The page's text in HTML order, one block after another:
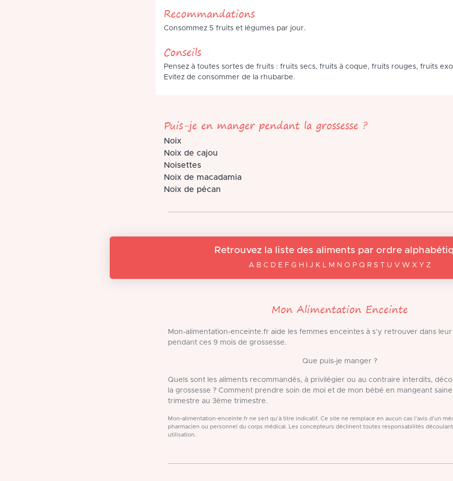
Recommandations
Consommez 5 fruits et légumes par jour.
Conseils
Pensez à toutes sortes de fruits : fruits secs, fruits à coque, fruits rouges, fruits
Evitez de consommer de la rhubarbe.
Puis-je en manger pendant la grossesse ?
Noix
Noix de cajou
Noisettes
Noix de macadamia
Noix de pécan
Retrouvez la liste des aliments par ordre
A B C D E F G H I J K L M N O P Q R S T U V W X Y Z
Mon Alimentation Enceinte
Mon-alimentation-enceinte.fr aide les femmes enceintes à s’y retrouver dans
pendant ces 9 mois de grossesse.
Que puis-je manger ?
Quels sont les aliments recommandés, à privilégier ou au contraire interdits,
la grossesse ? Comment prendre soin de moi et de mon bébé en mangeant
trimestre au 3ème trimestre.
Mon-alimentation-enceinte.fr ne sert qu'à titre indicatif. Ce site ne remplace en aucun cas l'avis d'un
pharmacien ou personnel du corps médical. Les concepteurs déclinent toutes responsabilités
utilisation.